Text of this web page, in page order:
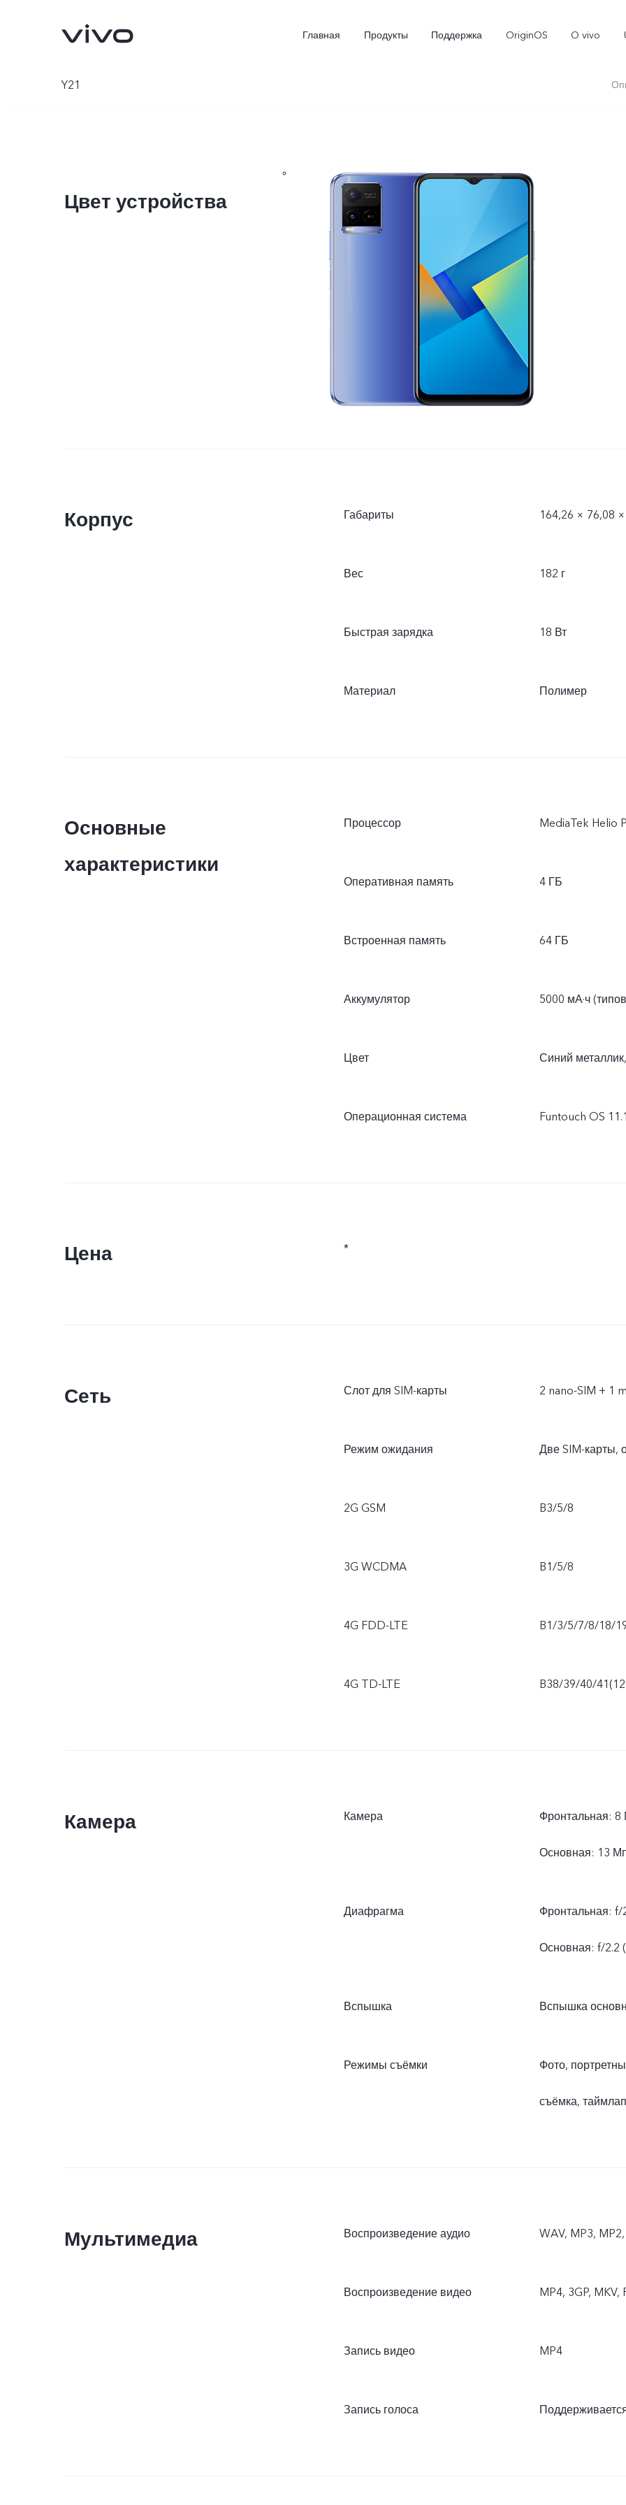
Главная Продукты Поддержка OriginOS O vivo
X300 X300 FE
Y21
Цвет устройства
Корпус Габариты 164,26 × 76,08
Вес 182 г
Быстрая зарядка 18 Вт
Материал Полимер
Основные
характеристики
Процессор MediaTek Helio
Оперативная память 4 ГБ
Встроенная память 64 ГБ
Аккумулятор 5000 мА·ч
Цвет Синий
Операционная система Funtouch OS
Цена *
Сеть Слот для SIM-карты 2 nano-SIM + 1
Режим ожидания Две SIM-карты,
2G GSM B3/5/8
3G WCDMA B1/5/8
4G FDD-LTE B1/3/5/7/8/18/
4G TD-LTE B38/39/40/
Камера Камера Фронтальная:
Основная: 13
Диафрагма Фронтальная:
Основная: f/2.2
Вспышка Вспышка
Режимы съёмки Фото,
съёмка,
Мультимедиа Воспроизведение аудио WAV, MP3,
Воспроизведение видео MP4, 3GP, MKV,
Запись видео MP4
Запись голоса